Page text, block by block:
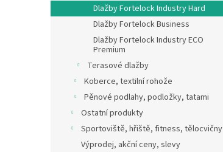
Dlažby Fortelock Industry Hard
Dlažby Fortelock Business
Dlažby Fortelock Industry ECO
Premium
Terasové dlažby
Koberce, textilní rohože
Pěnové podlahy, podložky, tatami
Ostatní produkty
Sportoviště, hřiště, fitness, tělocvičny
Výprodej, akční ceny, slevy